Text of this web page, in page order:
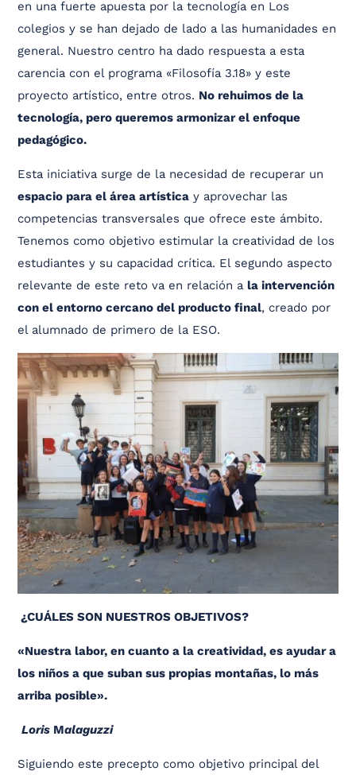
en una fuerte apuesta por la tecnología en Los
colegios y se han dejado de lado a las humanidades en
general. Nuestro centro ha dado respuesta a esta
carencia con el programa «Filosofía 3.18» y este
proyecto artístico, entre otros. No rehuimos de la
tecnología, pero queremos armonizar el enfoque
pedagógico.
Esta iniciativa surge de la necesidad de recuperar un
espacio para el área artística y aprovechar las
competencias transversales que ofrece este ámbito.
Tenemos como objetivo estimular la creatividad de los
estudiantes y su capacidad crítica. El segundo aspecto
relevante de este reto va en relación ala intervención
con el entorno cercano del producto final, creado por
el alumnado de primero de la ESO.
¿CUÁLES SON NUESTROS OBJETIVOS?
«Nuestra labor, en cuanto a la creatividad, es ayudar a
los niños a que suban sus propias montañas, lo más
arriba posible».
Loris Malaguzzi
Siguiendo este precepto como objetivo principal del